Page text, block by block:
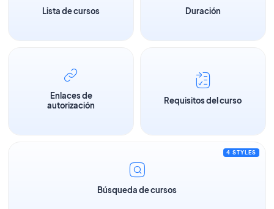
Lista de cursos Duración
Enlaces de
autorización
Requisitos del curso
4 STYLES
Búsqueda de cursos